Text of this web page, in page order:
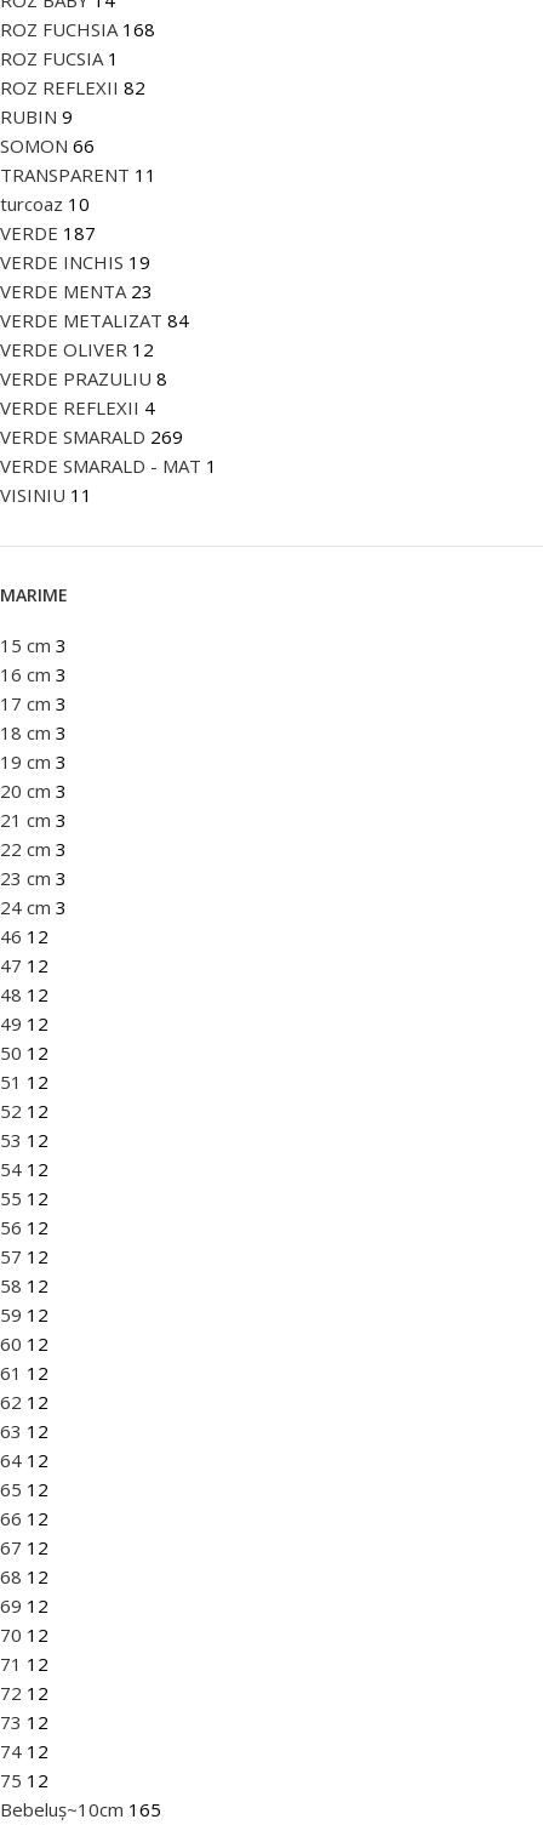
ROZ FUCHSIA 168
ROZ FUCSIA 1
ROZ REFLEXII 82
RUBIN 9
SOMON 66
TRANSPARENT 11
turcoaz 10
VERDE 187
VERDE INCHIS 19
VERDE MENTA 23
VERDE METALIZAT 84
VERDE OLIVER 12
VERDE PRAZULIU 8
VERDE REFLEXII 4
VERDE SMARALD 269
VERDE SMARALD - MAT 1
VISINIU 11
MARIME
15 cm 3
16 cm 3
17 cm 3
18 cm 3
19 cm 3
20 cm 3
21 cm 3
22 cm 3
23 cm 3
24 cm 3
46 12
47 12
48 12
49 12
50 12
51 12
52 12
53 12
54 12
55 12
56 12
57 12
58 12
59 12
60 12
61 12
62 12
63 12
64 12
65 12
66 12
67 12
68 12
69 12
70 12
71 12
72 12
73 12
74 12
75 12
Bebeluș~10cm 165